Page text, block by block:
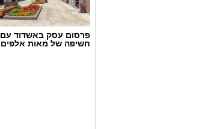
פרסום עסק באשדוד עם
חשיפה של מאות אלפים